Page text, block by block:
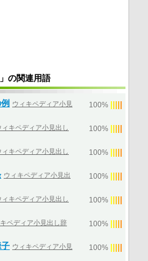
の関連用語
ウィキペディア小見
100%
ィキペディア小見出し
100%
ィキペディア小見出し
100%
ウィキペディア小見出
100%
ィキペディア小見出し
100%
ペディア小見出し辞
100%
ウィキペディア小見
100%